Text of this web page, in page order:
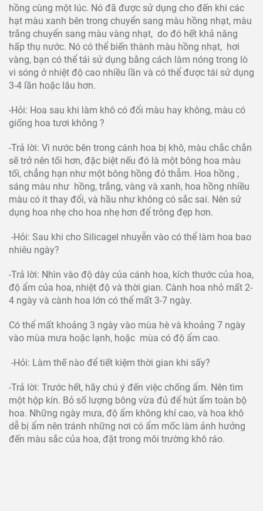
hồng cùng một lúc. Nó đã được sử dụng cho đến khi các
hạt màu xanh bên trong chuyển sang màu hồng nhạt, màu
trắng chuyển sang màu vàng nhạt, do đó hết khả năng
hấp thụ nước. Nó có thể biến thành màu hồng nhạt, hơi
vàng, bạn có thể tái sử dụng bằng cách làm nóng trong lò
vi sóng ở nhiệt độ cao nhiều lần và có thể được tái sử dụng
3-4 lần hoặc lâu hơn.
-Hỏi: Hoa sau khi làm khô có đổi màu hay không, màu có
giống hoa tươi không ?
-Trả lời: Vì nước bên trong cánh hoa bị khô, màu chắc chắn
sẽ trở nên tối hơn, đặc biệt nếu đó là một bông hoa màu
tối, chẳng hạn như một bông hồng đỏ thẫm. Hoa hồng ,
sáng màu như hồng, trắng, vàng và xanh, hoa hồng nhiều
màu có ít thay đổi, và hầu như không có sắc sai. Nên sử
dụng hoa nhẹ cho hoa nhẹ hơn để trông đẹp hơn.
-Hỏi: Sau khi cho Silicagel nhuyễn vào có thể làm hoa bao
nhiêu ngày?
-Trả lời: Nhìn vào độ dày của cánh hoa, kích thước của hoa,
độ ẩm của hoa, nhiệt độ và thời gian. Cành hoa nhỏ mất 2-
4 ngày và cành hoa lớn có thể mất 3-7 ngày.
Có thể mất khoảng 3 ngày vào mùa hè và khoảng 7 ngày
vào mùa mưa hoặc lạnh, hoặc mùa có độ ẩm cao.
-Hỏi: Làm thế nào để tiết kiệm thời gian khi sấy?
-Trả lời: Trước hết, hãy chú ý đến việc chống ẩm. Nên tìm
một hộp kín. Bỏ số lượng bông vừa đủ để hút ẩm toàn bộ
hoa. Những ngày mưa, độ ẩm không khí cao, và hoa khô
dễ bị ẩm nên tránh những nơi có ẩm mốc làm ảnh hưởng
đến màu sắc của hoa, đặt trong môi trường khô ráo.